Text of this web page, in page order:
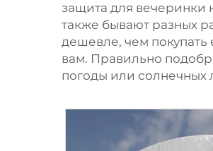
защита для вечеринки
также бывают разных
дешевле, чем
вам. Правильно
погоды или солнечных